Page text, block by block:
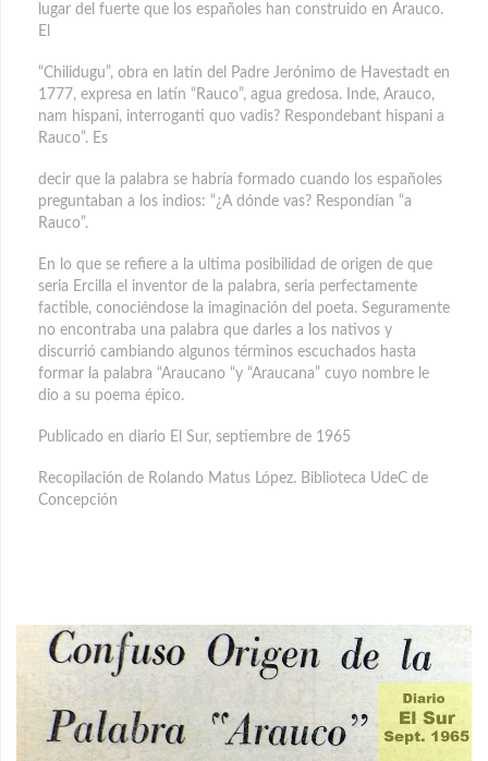
lugar del fuerte que los españoles han construido en Arauco.
El
“Chilidugu”, obra en latín del Padre Jerónimo de Havestadt en
1777, expresa en latín “Rauco”, agua gredosa. Inde, Arauco,
nam hispani, interroganti quo vadis? Respondebant hispani a
Rauco”. Es
decir que la palabra se habría formado cuando los españoles
preguntaban a los indios: “¿A dónde vas? Respondían “a
Rauco”.
En lo que se refiere a la ultima posibilidad de origen de que
seria Ercilla el inventor de la palabra, seria perfectamente
factible, conociéndose la imaginación del poeta. Seguramente
no encontraba una palabra que darles a los nativos y
discurrió cambiando algunos términos escuchados hasta
formar la palabra “Araucano “y “Araucana” cuyo nombre le
dio a su poema épico.
Publicado en diario El Sur, septiembre de 1965
Recopilación de Rolando Matus López. Biblioteca UdeC de
Concepción